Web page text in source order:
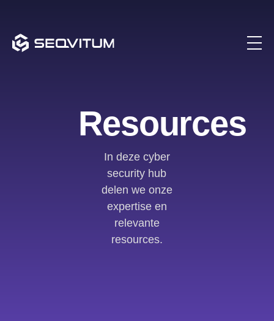
Resources
In deze cyber
security hub
delen we onze
expertise en
relevante
resources.